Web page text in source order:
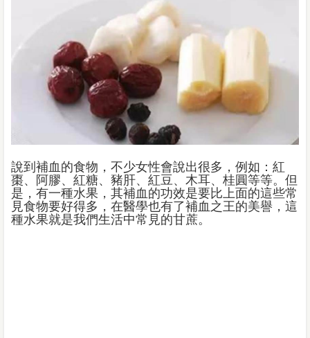
說到補血的食物，不少女性會說出很多，例如：紅
棗、阿膠、紅糖、豬肝、紅豆、木耳、桂圓等等。但
是，有一種水果，其補血的功效是要比上面的這些常
見食物要好得多，在醫學也有了補血之王的美譽，這
種水果就是我們生活中常見的甘蔗。